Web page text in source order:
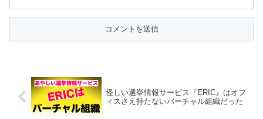
怪しい選挙情報サービス『ERIC』はオフ
ィスさえ持たないバーチャル組織だった